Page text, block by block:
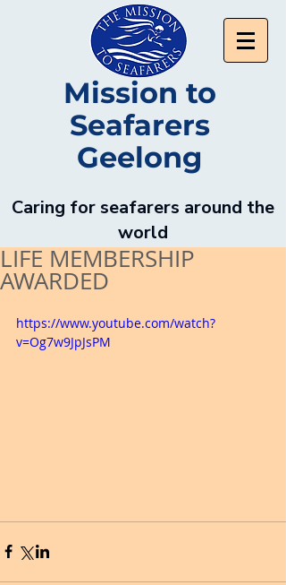
Mission to
Seafarers
Geelong
Caring for seafarers around the
world
LIFE MEMBERSHIP
AWARDED
https://www.youtube.com/watch?
v=Og7w9JpJsPM